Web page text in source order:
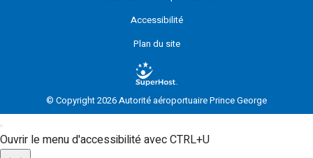
Accessibilité
Plan du site
© Copyright 2026 Autorité aéroportuaire Prince George
Ouvrir le menu d'accessibilité avec CTRL+U